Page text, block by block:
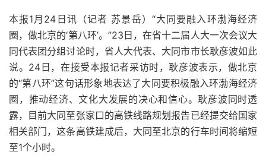
本报1月24日讯（记者 苏景岳）“大同要融入环渤海经济
圈，做北京的‘第八环’。”23日，在省十二届人大一次会议大
同代表团分组讨论时，省人大代表、大同市市长耿彦波如此
说。24日，在接受本报记者采访时，耿彦波表示，做北京
的“第八环”这句话形象地表达了大同要积极融入环渤海经济
圈，推动经济、文化大发展的决心和信心。耿彦波同时透
露，目前大同至张家口的高铁线路规划报告已经提交给国家
相关部门，这条高铁建成后，大同至北京的行车时间将缩短
至1个小时。